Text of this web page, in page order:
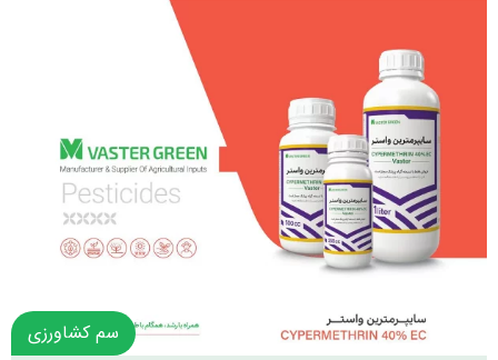
سم کشاورزی